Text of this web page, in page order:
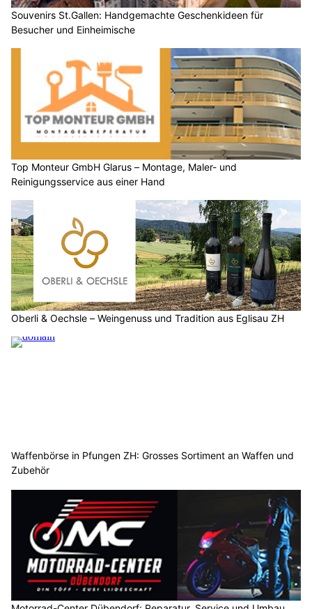
Souvenirs St.Gallen: Handgemachte Geschenkideen für
Besucher und Einheimische
Top Monteur GmbH Glarus – Montage, Maler- und
Reinigungsservice aus einer Hand
Oberli & Oechsle – Weingenuss und Tradition aus Eglisau ZH
Waffenbörse in Pfungen ZH: Grosses Sortiment an Waffen und
Zubehör